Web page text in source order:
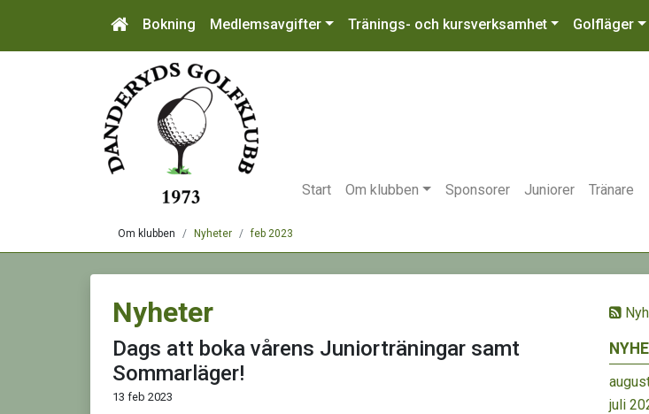
Bokning Medlemsavgifter Tränings- och kursverksamhet Golfläger
Start Om klubben Sponsorer Juniorer Tränare
Om klubben Nyheter feb 2023
juli
Nyheter
Dags att boka vårens Juniorträningar samt
Sommarläger!
13 feb 2023